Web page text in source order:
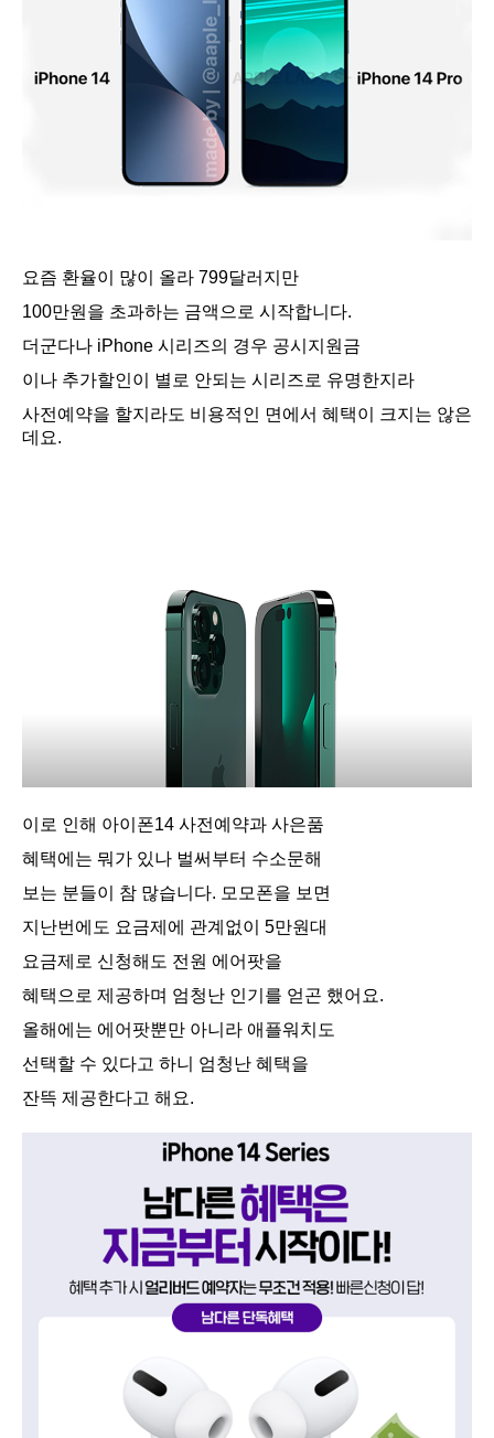
요즘 환율이 많이 올라 799달러지만
100만원을 초과하는 금액으로 시작합니다.
더군다나 iPhone 시리즈의 경우 공시지원금
이나 추가할인이 별로 안되는 시리즈로 유명한지라
사전예약을 할지라도 비용적인 면에서 혜택이 크지는 않은
데요.
이로 인해 아이폰14 사전예약과 사은품
혜택에는 뭐가 있나 벌써부터 수소문해
보는 분들이 참 많습니다. 모모폰을 보면
지난번에도 요금제에 관계없이 5만원대
요금제로 신청해도 전원 에어팟을
혜택으로 제공하며 엄청난 인기를 얻곤 했어요.
올해에는 에어팟뿐만 아니라 애플워치도
선택할 수 있다고 하니 엄청난 혜택을
잔뜩 제공한다고 해요.